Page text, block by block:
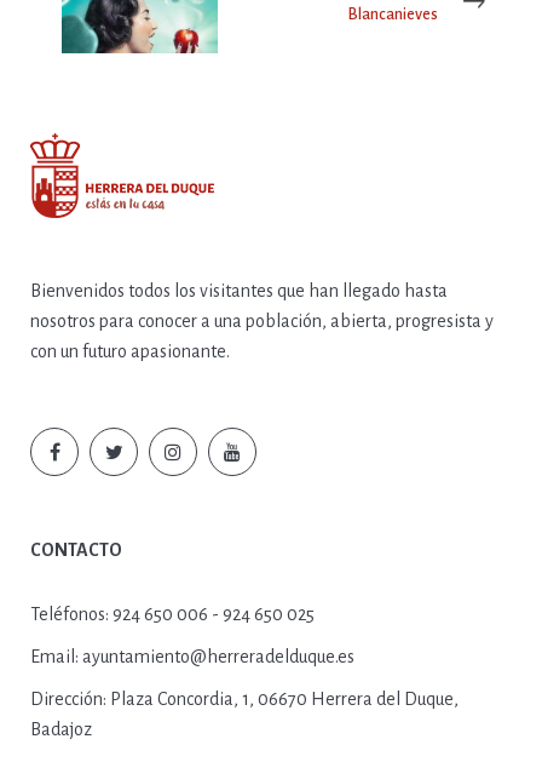
Blancanieves
Bienvenidos todos los visitantes que han llegado hasta
nosotros para conocer a una población, abierta, progresista y
con un futuro apasionante.
CONTACTO
Teléfonos: 924 650 006 - 924 650 025
Email: ayuntamiento@herreradelduque.es
Dirección: Plaza Concordia, 1, 06670 Herrera del Duque,
Badajoz